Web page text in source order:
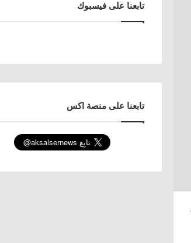
تابعنا على فيسبوك
تابعنا على منصة اكس